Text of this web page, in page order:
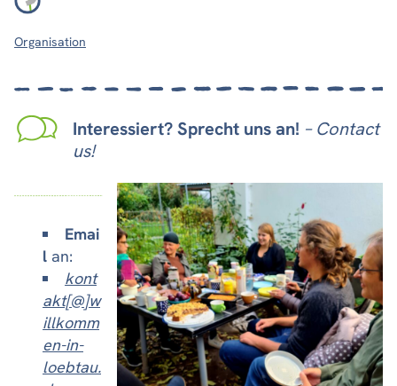
Organisation
Interessiert? Sprecht uns an! – Contact
us!
Emai
l an:
kont
akt[@]w
illkomm
en-in-
loebtau.